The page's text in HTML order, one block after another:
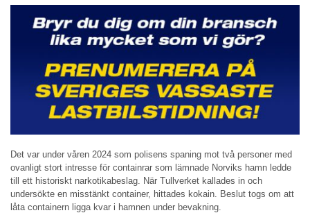
Det var under våren 2024 som polisens spaning mot två personer med
ovanligt stort intresse för containrar som lämnade Norviks hamn ledde
till ett historiskt narkotikabeslag. När Tullverket kallades in och
undersökte en misstänkt container, hittades kokain. Beslut togs om att
låta containern ligga kvar i hamnen under bevakning.